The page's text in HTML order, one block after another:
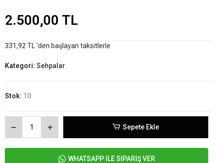
2.500,00 TL
331,92 TL 'den başlayan taksitlerle
Kategori: Sehpalar
Stok: 10
Sepete Ekle
WHATSAPP İLE SİPARİŞ VER